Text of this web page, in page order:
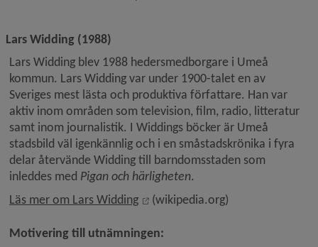
Lars Widding (1988)
Lars Widding blev 1988 hedersmedborgare i Umeå
kommun. Lars Widding var under 1900-talet en av
Sveriges mest lästa och produktiva författare. Han var
aktiv inom områden som television, film, radio, litteratur
samt inom journalistik. I Widdings böcker är Umeå
stadsbild väl igenkännlig och i en småstadskrönika i fyra
delar återvände Widding till barndomsstaden som
inleddes med Pigan och härligheten.
Läs mer om Lars Widding
Länk till annan webbplats,
(wikipedia.org)
Motivering till utnämningen: